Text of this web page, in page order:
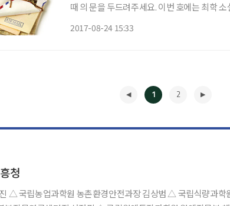
때 의 문을 두드려주세요. 이번 호에는 최학 소설가께서 故김용덕 교수님께 쓴 글을 보내주셨
2017-08-24 15:33
1 2
청
△ 국립농업과학원 농촌환경안전과장 김상범 △ 국립식량과학